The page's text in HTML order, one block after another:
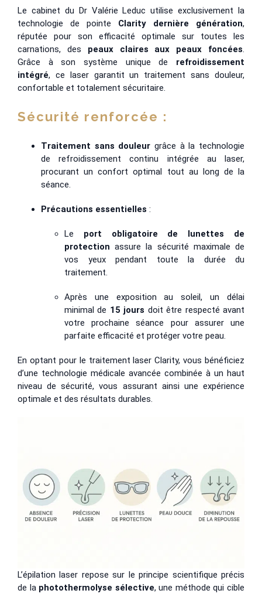
Le cabinet du Dr Valérie Leduc utilise exclusivement la
technologie de pointe Clarity dernière génération,
réputée pour son efficacité optimale sur toutes les
carnations, des peaux claires aux peaux foncées
Grâce à son système unique de refroidissement
intégré, ce laser garantit un traitement sans douleur,
confortable et totalement sécuritaire.
Sécurité renforcée :
Traitement sans douleur grâce à la technologie
de refroidissement continu intégrée au laser,
procurant un confort optimal tout au long de la
séance.
Précautions essentielles :
Le port obligatoire de lunettes de
protection assure la sécurité maximale de
vos yeux pendant toute la durée du
traitement.
Après une exposition au soleil, un délai
minimal de 15 jours doit être respecté avant
votre prochaine séance pour assurer une
parfaite efficacité et protéger votre peau.
En optant pour le traitement laser Clarity, vous bénéficiez
d’une technologie médicale avancée combinée à un haut
niveau de sécurité, vous assurant ainsi une expérience
optimale et des résultats durables.
L’épilation laser repose sur le principe scientifique précis
de la photothermolyse sélective, une méthode qui cible